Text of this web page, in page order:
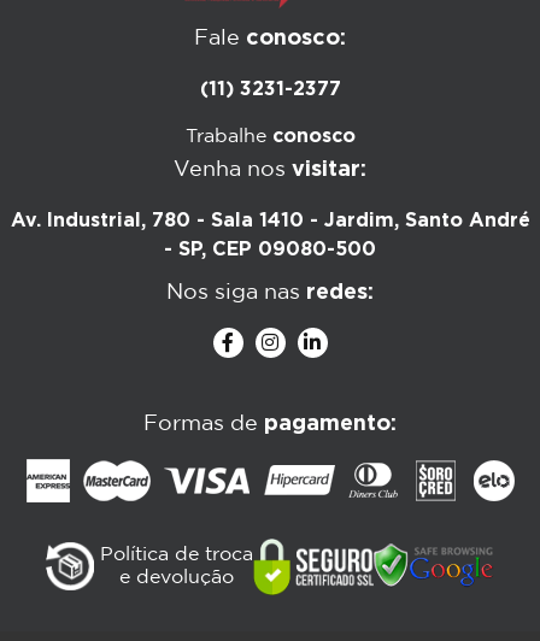
Fale conosco:
(11) 3231-2377
Trabalhe conosco
Venha nos visitar:
Av. Industrial, 780 - Sala 1410 - Jardim, Santo André
- SP, CEP 09080-500
Nos siga nas redes:
Formas de pagamento:
Política de troca
e devolução